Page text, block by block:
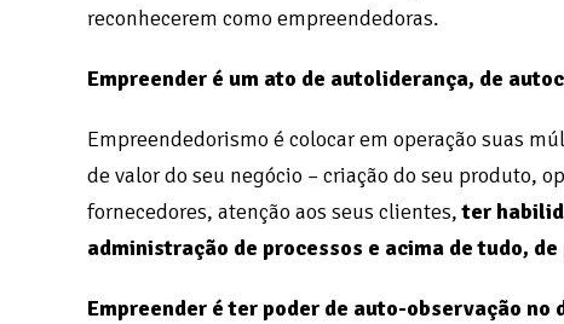
reconhecerem como empreendedoras.
Empreender é um ato de autoliderança, de
Empreendedorismo é colocar em operação suas
de valor do seu negócio – criação do seu produto,
fornecedores, atenção aos seus clientes,ter
administração de processos e acima de tudo, de
Empreender é ter poder de auto-observação no